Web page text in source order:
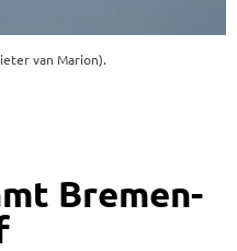
van Marion).
Bremen-